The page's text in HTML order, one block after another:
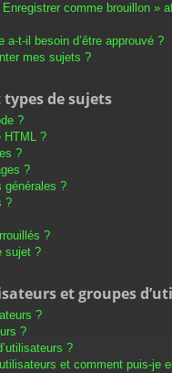
comme brouillon »
a-t-il besoin d’être approuvé ?
mes sujets ?
de sujets
?
HTML ?
?
?
générales ?
?
?
sujet ?
et groupes
?
?
?
et comment puis-je